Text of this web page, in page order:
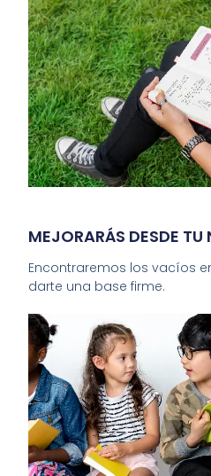
MEJORARÁS DESDE TU
Encontraremos los vacíos
darte una base firme.